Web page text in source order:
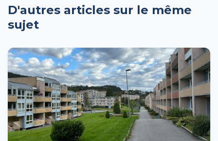
D'autres articles sur le même
sujet